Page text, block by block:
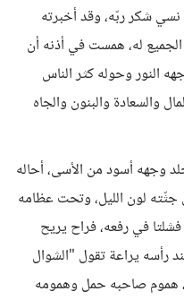
شكر ربّه، وقد أخبرته
له، همست في أذنه أن
النور وحوله كثر الناس
والسعادة والبنون والجاه
أسود من الأسى، أحاله
جثّته لون الليل، وتحت عظامه
في رفعه، فراح يريح
رأسه يراعة تقول "الشوال
هموم صاحبه حمل وهمومه